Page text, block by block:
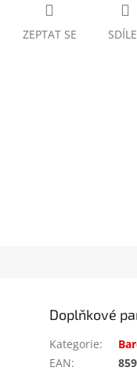
ZEPTAT SE
Doplňkové
Kategorie:
EAN: